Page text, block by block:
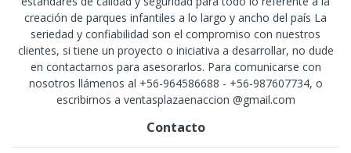
creación de parques infantiles a lo largo y ancho del país La
seriedad y confiabilidad son el compromiso con nuestros
clientes, si tiene un proyecto o iniciativa a desarrollar, no dude
en contactarnos para asesorarlos. Para comunicarse con
nosotros llámenos al +56-964586688 - +56-987607734, o
escribirnos a ventasplazaenaccion @gmail.com
Contacto